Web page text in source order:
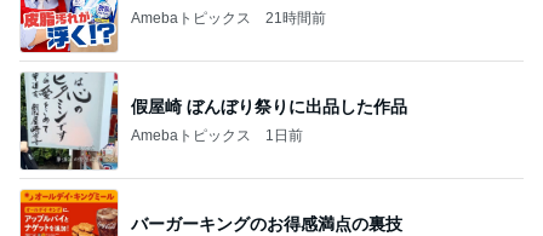
Amebaトピックス 21時間前
假屋崎 ぼんぼり祭りに出品した作品
Amebaトピックス 1日前
バーガーキングのお得感満点の裏技